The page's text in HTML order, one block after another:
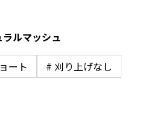
ルマッシュ
ート # 刈り上げなし